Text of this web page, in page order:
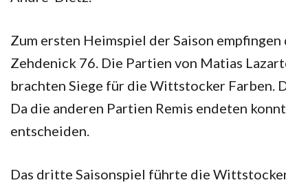
Zum ersten Heimspiel der Saison
Zehdenick 76. Die Partien von Matias
brachten Siege für die Wittstocker Farben.
Da die anderen Partien Remis endeten
entscheiden.
Das dritte Saisonspiel führte die